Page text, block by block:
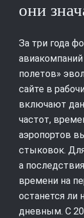
они
За три года
полетов»
сайте в
включают
частот,
аэропортов
стыковок.
а
времени на
останется ли
дневным. С